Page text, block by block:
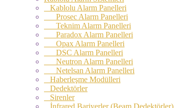
Kablolu Alarm Panelleri
Prosec Alarm Panelleri
Teknim Alarm Panelleri
Paradox Alarm Panelleri
Opax Alarm Panelleri
DSC Alarm Panelleri
Neutron Alarm Panelleri
Netelsan Alarm Panelleri
Haberleşme Modülleri
Dedektörler
Sirenler
İnfrared Bariyerler (Beam Dedektörler)